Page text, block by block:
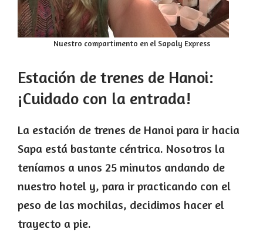
Nuestro compartimento en el Sapaly Express
Estación de trenes de Hanoi:
¡Cuidado con la entrada!
La estación de trenes de Hanoi para ir hacia
Sapa está bastante céntrica. Nosotros la
teníamos a unos 25 minutos andando de
nuestro hotel y, para ir practicando con el
peso de las mochilas, decidimos hacer el
trayecto a pie.